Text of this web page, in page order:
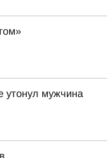
утонул мужчина